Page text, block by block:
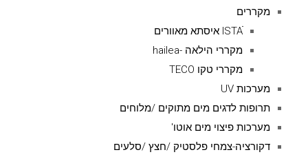
מקררים
ISTAׁׂ איסתא מאוורים
מקררי הילאה -hailea
מקררי טקו TECO
מערכות UV
תרופות לדגים מים מתוקים /מלוחים
מערכות פיצוי מים אוטו'
דקורציה-צמחי פלסטיק /חצץ /סלעים